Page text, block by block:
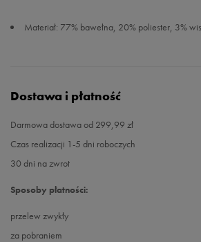
Materiał: 77% bawełna, 20% poliester, 3%
Dostawa i płatność
Darmowa dostawa od 299,99 zł
Czas realizacji 1-5 dni roboczych
30 dni na zwrot
Sposoby płatności:
przelew zwykły
za pobraniem